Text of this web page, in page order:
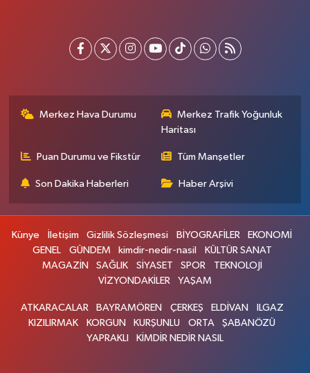
Merkez Hava Durumu
Merkez Trafik Yoğunluk
Haritası
Puan Durumu ve Fikstür Tüm Manşetler
Son Dakika Haberleri Haber Arşivi
Künye İletişim Gizlilik Sözleşmesi BİYOGRAFİLER
EKONOMİ
GENEL
GÜNDEM kimdir-nedir-nasil
KÜLTÜR SANAT
MAGAZİN
SAĞLIK SİYASET SPOR
TEKNOLOJİ
VİZYONDAKİLER
YAŞAM
ATKARACALAR BAYRAMÖREN ÇERKEŞ ELDİVAN
ILGAZ
KIZILIRMAK
KORGUN KURŞUNLU ORTA
ŞABANÖZÜ
YAPRAKLI
KİMDİR NEDİR NASIL